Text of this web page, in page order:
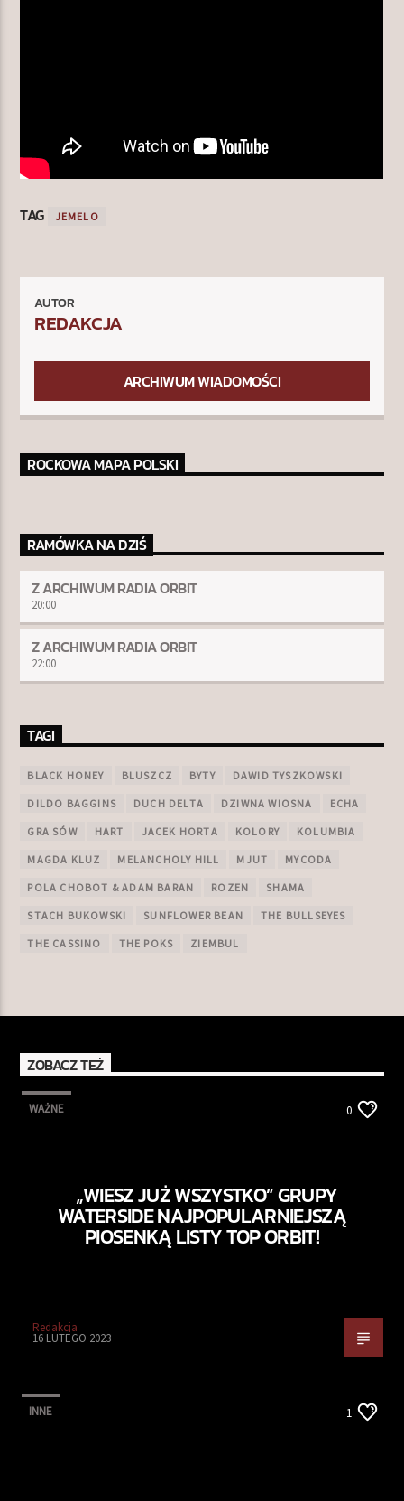
TAG JEMELO
AUTOR
REDAKCJA
ARCHIWUM WIADOMOŚCI
ROCKOWA MAPA POLSKI
RAMÓWKA NA DZIŚ
Z ARCHIWUM RADIA ORBIT
20:00
Z ARCHIWUM RADIA ORBIT
22:00
TAGI
BLACK HONEY BLUSZCZ BYTY DAWID TYSZKOWSKI
DILDO BAGGINS DUCH DELTA DZIWNA WIOSNA ECHA
GRA SÓW HART JACEK HORTA KOLORY KOLUMBIA
MAGDA KLUZ MELANCHOLY HILL MJUT MYCODA
POLA CHOBOT & ADAM BARAN ROZEN SHAMA
STACH BUKOWSKI SUNFLOWER BEAN THE BULLSEYES
THE CASSINO THE POKS ZIEMBUL
ZOBACZ TEŻ
WAŻNE 0
„WIESZ JUŻ WSZYSTKO” GRUPY
WATERSIDE NAJPOPULARNIEJSZĄ
PIOSENKĄ LISTY TOP ORBIT!
Redakcja
16 LUTEGO 2023
INNE 1